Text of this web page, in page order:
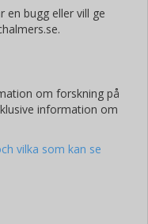
en bugg eller vill ge
om forskning på
information om
vilka som kan se